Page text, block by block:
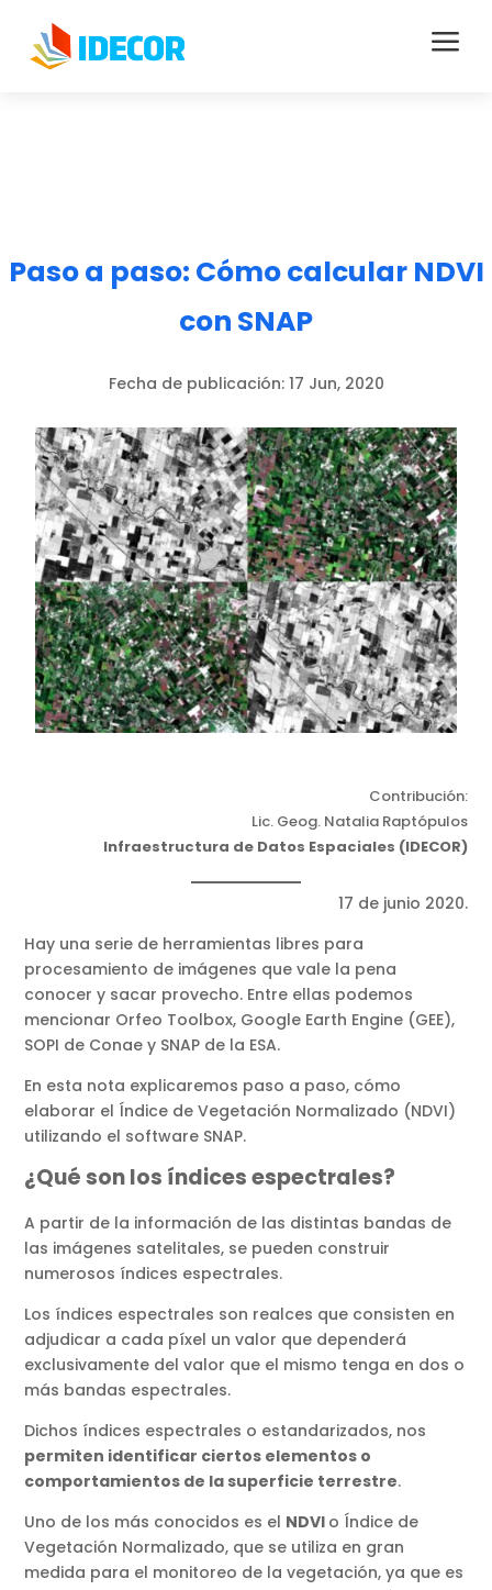
a
Paso a paso: Cómo calcular NDVI
con SNAP
Fecha de publicación: 17 Jun, 2020
Contribución:
Lic. Geog. Natalia Raptópulos
Infraestructura de Datos Espaciales (IDECOR)
17 de junio 2020.
Hay una serie de herramientas libres para
procesamiento de imágenes que vale la pena
conocer y sacar provecho. Entre ellas podemos
mencionar Orfeo Toolbox, Google Earth Engine (GEE),
SOPI de Conae y SNAP de la ESA.
En esta nota explicaremos paso a paso, cómo
elaborar el Índice de Vegetación Normalizado (NDVI)
utilizando el software SNAP.
¿Qué son los índices espectrales?
A partir de la información de las distintas bandas de
las imágenes satelitales, se pueden construir
numerosos índices espectrales.
Los índices espectrales son realces que consisten en
adjudicar a cada píxel un valor que dependerá
exclusivamente del valor que el mismo tenga en dos o
más bandas espectrales.
Dichos índices espectrales o estandarizados, nos
permiten identificar ciertos elementos o
comportamientos de la superficie terrestre.
Uno de los más conocidos es el NDVI o Índice de
Vegetación Normalizado, que se utiliza en gran
medida para el monitoreo de la vegetación, ya que es